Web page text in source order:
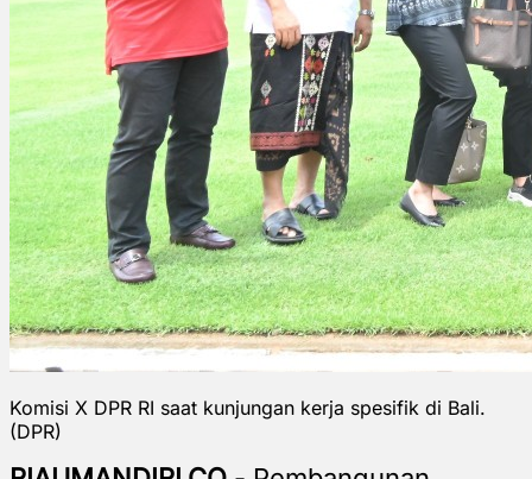
Komisi X DPR RI saat kunjungan kerja spesifik di Bali.
(DPR)